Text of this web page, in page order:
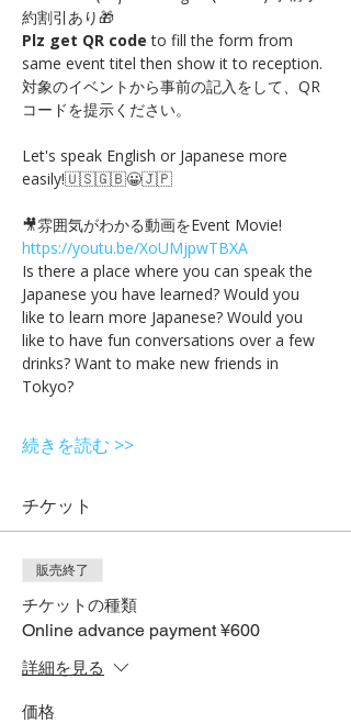
約割引あり🎁
Plz get QR code to fill the form from
same event titel then show it to reception.
対象のイベントから事前の記入をして、QR
コードを提示ください。
Let's speak English or Japanese more
easily!🇺🇸🇬🇧😀🇯🇵
🎥雰囲気がわかる動画をEvent Movie!
https://youtu.be/XoUMjpwTBXA
Is there a place where you can speak the
Japanese you have learned? Would you
like to learn more Japanese? Would you
like to have fun conversations over a few
drinks? Want to make new friends in
Tokyo?
続きを読む >>
チケット
販売終了
チケットの種類
Online advance payment ¥600
詳細を見る
価格